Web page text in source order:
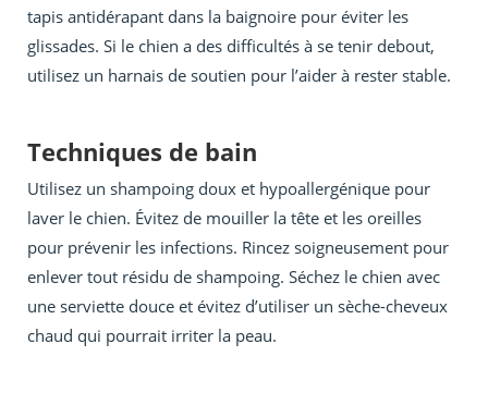
tapis antidérapant dans la baignoire pour éviter les
glissades. Si le chien a des difficultés à se tenir debout,
utilisez un harnais de soutien pour l’aider à rester stable.
Techniques de bain
Utilisez un shampoing doux et hypoallergénique pour
laver le chien. Évitez de mouiller la tête et les oreilles
pour prévenir les infections. Rincez soigneusement pour
enlever tout résidu de shampoing. Séchez le chien avec
une serviette douce et évitez d’utiliser un sèche-cheveux
chaud qui pourrait irriter la peau.